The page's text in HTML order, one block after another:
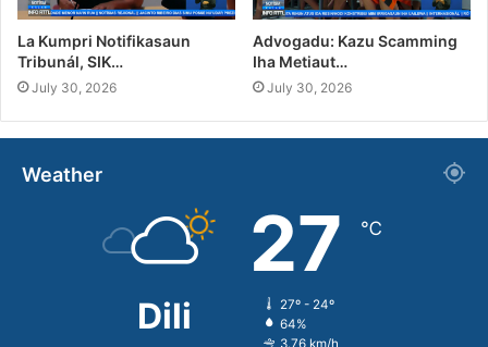
La Kumpri Notifikasaun
Tribunál, SIK…
July 30, 2026
Advogadu: Kazu Scamming
Iha Metiaut…
July 30, 2026
Weather
Dili
27 ℃
27º - 24º
64%
3.76 km/h